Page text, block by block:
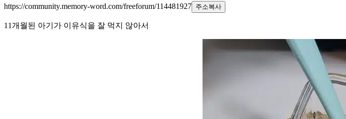
https://community.memory-word.com/freeforum/114481927 주소복사
11개월된 아기가 이유식을 잘 먹지 않아서